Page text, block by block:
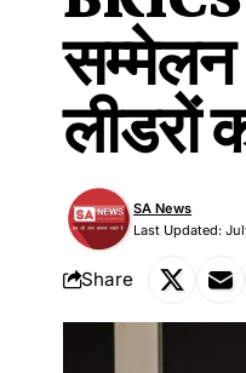
सम्मेलन
लीडरों
Last Updated:
SA News
Share